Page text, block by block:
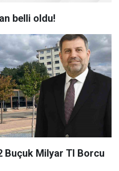
belli oldu!
Buçuk Milyar Tl Borcu